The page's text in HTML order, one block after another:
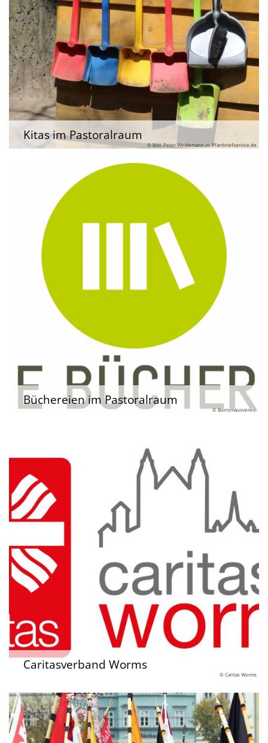
Kitas im Pastoralraum
© Bild: Peter Weidemann in: Pfarrbriefservice.de
Büchereien im Pastoralraum
© Borromäusverein
Caritasverband Worms
© Caritas Worms